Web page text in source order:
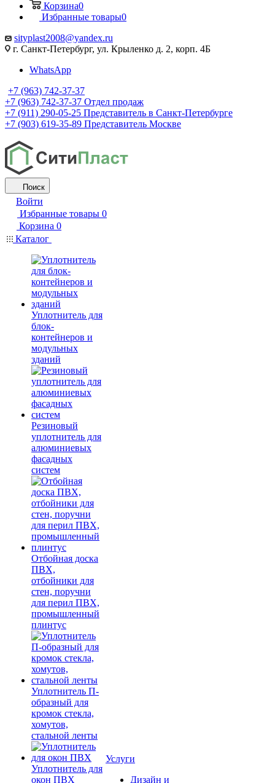
Корзина0
Избранные товары0
sityplast2008@yandex.ru
г. Санкт-Петербург, ул. Крыленко д. 2, корп. 4Б
WhatsApp
+7 (963) 742-37-37
+7 (963) 742-37-37 Отдел продаж
+7 (911) 290-05-25 Представитель в Санкт-Петербурге
+7 (903) 619-35-89 Представитель Москве
Поиск
Войти
Избранные товары 0
Корзина 0
Каталог
Уплотнитель для
блок-
контейнеров и
модульных
зданий
Резиновый
уплотнитель для
алюминиевых
фасадных
систем
Отбойная доска
ПВХ,
отбойники для
стен, поручни
для перил ПВХ,
промышленный
плинтус
Уплотнитель П-
образный для
кромок стекла,
хомутов,
стальной ленты
Уплотнитель для
окон ПВХ
Услуги
Дизайн и